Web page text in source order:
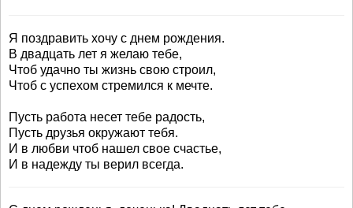
Я поздравить хочу с днем рождения.
В двадцать лет я желаю тебе,
Чтоб удачно ты жизнь свою строил,
Чтоб с успехом стремился к мечте.
Пусть работа несет тебе радость,
Пусть друзья окружают тебя.
И в любви чтоб нашел свое счастье,
И в надежду ты верил всегда.